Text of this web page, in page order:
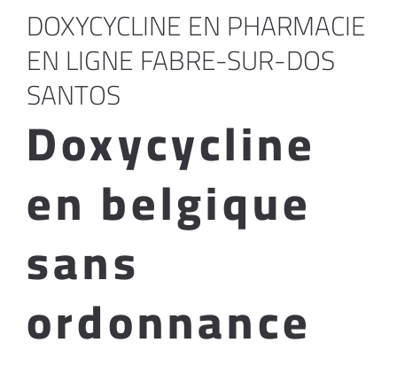
DOXYCYCLINE EN PHARMACIE
EN LIGNE FABRE-SUR-DOS
SANTOS
Doxycycline
en belgique
sans
ordonnance